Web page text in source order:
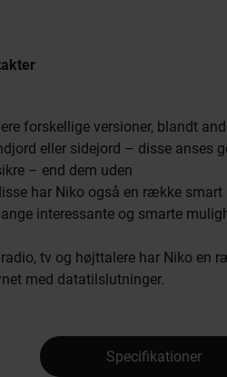
forskellige versioner, blandt
eller sidejord – disse anses
– end dem uden
har Niko også en række smart
interessante og smarte
tv og højttalere har Niko en
med datatilslutninger.
Specifikationer